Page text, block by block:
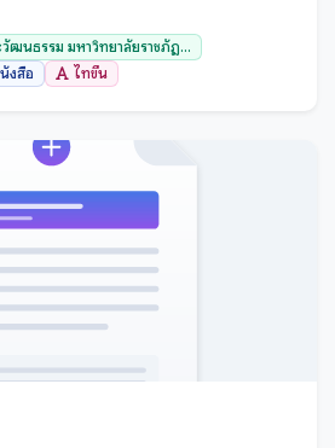
ฒนธรรม มหาวิทยาลัยราชภัฏ...
งสือ ไทขึน